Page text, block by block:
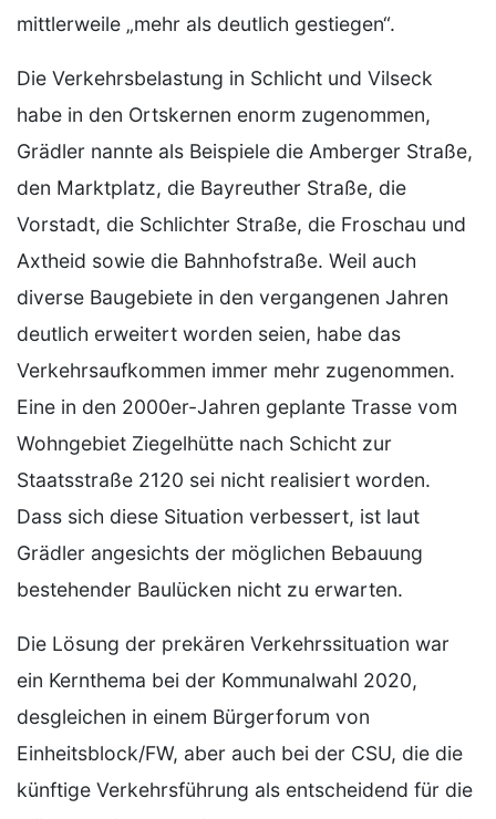
mittlerweile „mehr als deutlich gestiegen“.
Die Verkehrsbelastung in Schlicht und Vilseck
habe in den Ortskernen enorm zugenommen,
Grädler nannte als Beispiele die Amberger Straße,
den Marktplatz, die Bayreuther Straße, die
Vorstadt, die Schlichter Straße, die Froschau und
Axtheid sowie die Bahnhofstraße. Weil auch
diverse Baugebiete in den vergangenen Jahren
deutlich erweitert worden seien, habe das
Verkehrsaufkommen immer mehr zugenommen.
Eine in den 2000er-Jahren geplante Trasse vom
Wohngebiet Ziegelhütte nach Schicht zur
Staatsstraße 2120 sei nicht realisiert worden.
Dass sich diese Situation verbessert, ist laut
Grädler angesichts der möglichen Bebauung
bestehender Baulücken nicht zu erwarten.
Die Lösung der prekären Verkehrssituation war
ein Kernthema bei der Kommunalwahl 2020,
desgleichen in einem Bürgerforum von
Einheitsblock/FW, aber auch bei der CSU, die die
künftige Verkehrsführung als entscheidend für die